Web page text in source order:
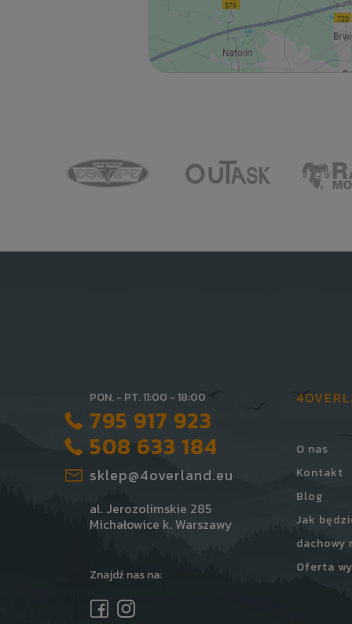
PON. - PT. 11:00 - 18:00
795 917 923
508 633 184
sklep@4overland.eu
al. Jerozolimskie 285
Michałowice k. Warszawy
Znajdź nas na:
O nas
Kontakt
Blog
Jak
dachowy
Oferta